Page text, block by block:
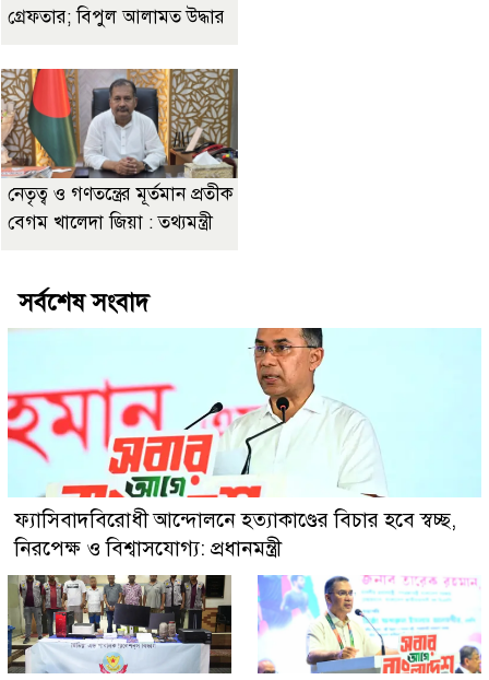
গ্রেফতার; বিপুল আলামত উদ্ধার
নেতৃত্ব ও গণতন্ত্রের মূর্তমান প্রতীক
বেগম খালেদা জিয়া : তথ্যমন্ত্রী
সর্বশেষ সংবাদ
ফ্যাসিবাদবিরোধী আন্দোলনে হত্যাকাণ্ডের বিচার হবে স্বচ্ছ,
নিরপেক্ষ ও বিশ্বাসযোগ্য: প্রধানমন্ত্রী